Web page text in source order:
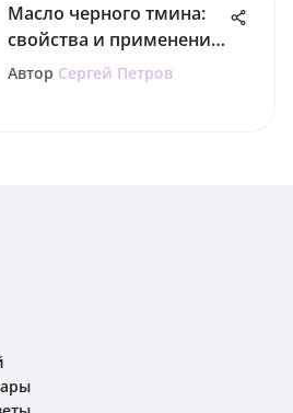
Масло черного тмина:
свойства и применение
для всей семьи
Автор Сергей Петров